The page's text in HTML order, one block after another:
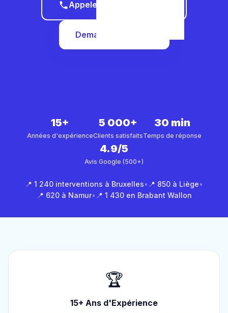
Appeler le 0465 68 51 58
Demander un devis
15+
Années d'expérience
5 000+
Clients satisfaits
30 min
Temps de réponse
4.9/5
Avis Google (500+)
📍 1 240 interventions à Bruxelles• 📍 850 à Liège•
📍 620 à Namur• 📍 1 430 en Brabant Wallon
🏆
15+ Ans d'Expérience